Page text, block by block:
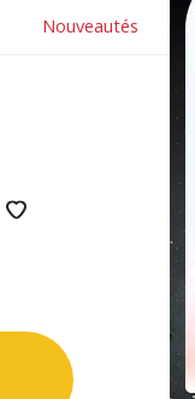
Nouveautés